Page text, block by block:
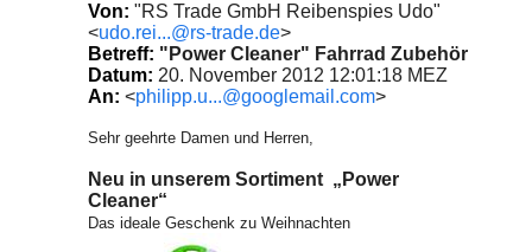
Von: "RS Trade GmbH Reibenspies Udo"
<udo.rei...@rs-trade.de>
Betreff: "Power Cleaner" Fahrrad Zubehör
Datum: 20. November 2012 12:01:18 MEZ
An: <philipp.u...@googlemail.com>
Sehr geehrte Damen und Herren,
Neu in unserem Sortiment „Power
Cleaner“
Das ideale Geschenk zu Weihnachten